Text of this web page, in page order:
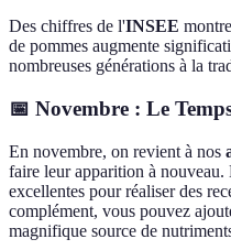
Des chiffres de l'INSEE
de pommes augmente
nombreuses générations à la
📅 Novembre : Le
En novembre, on revient à nos
faire leur apparition à nouveau.
excellentes pour réaliser des
complément, vous pouvez
magnifique source de